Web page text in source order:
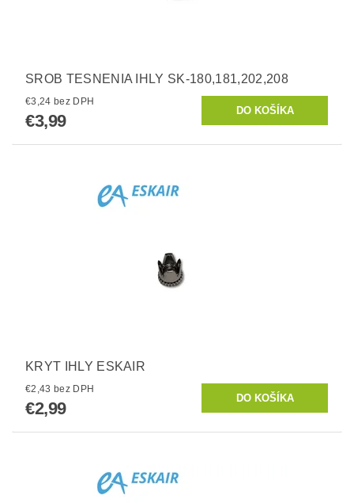
SROB TESNENIA IHLY SK-180,181,202,208
€3,24 bez DPH
€3,99
KRYT IHLY ESKAIR
€2,43 bez DPH
€2,99